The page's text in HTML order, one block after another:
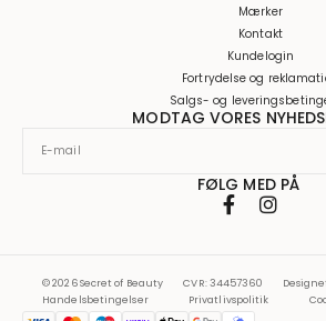
Mærker
Kontakt
Kundelogin
Fortrydelse og
Salgs- og
MODTAG VORES
FØLG MED PÅ
© 2026 Secret of Beauty CVR: 34457360
Handelsbetingelser
Privatlivspolitik